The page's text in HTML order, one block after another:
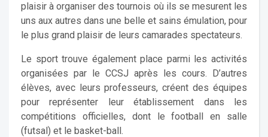
plaisir à organiser des tournois où ils se mesurent les
uns aux autres dans une belle et sains émulation, pour
le plus grand plaisir de leurs camarades spectateurs.
Le sport trouve également place parmi les activités
organisées par le CCSJ après les cours. D’autres
élèves, avec leurs professeurs, créent des équipes
pour représenter leur établissement dans les
compétitions officielles, dont le football en salle
(futsal) et le basket-ball.